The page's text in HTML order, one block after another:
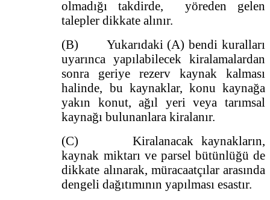
olmadığı takdirde, yöreden gelen
talepler dikkate alınır.
(B) Yukarıdaki (A) bendi kuralları
uyarınca yapılabilecek kiralamalardan
sonra geriye rezerv kaynak kalması
halinde, bu kaynaklar, konu kaynağa
yakın konut, ağıl yeri veya tarımsal
kaynağı bulunanlara kiralanır.
(C) Kiralanacak kaynakların,
kaynak miktarı ve parsel bütünlüğü de
dikkate alınarak, müracaatçılar arasında
dengeli dağıtımının yapılması esastır.